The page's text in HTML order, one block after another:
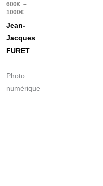
600€ –
1000€
Jean-
Jacques
FURET
Photo
numérique